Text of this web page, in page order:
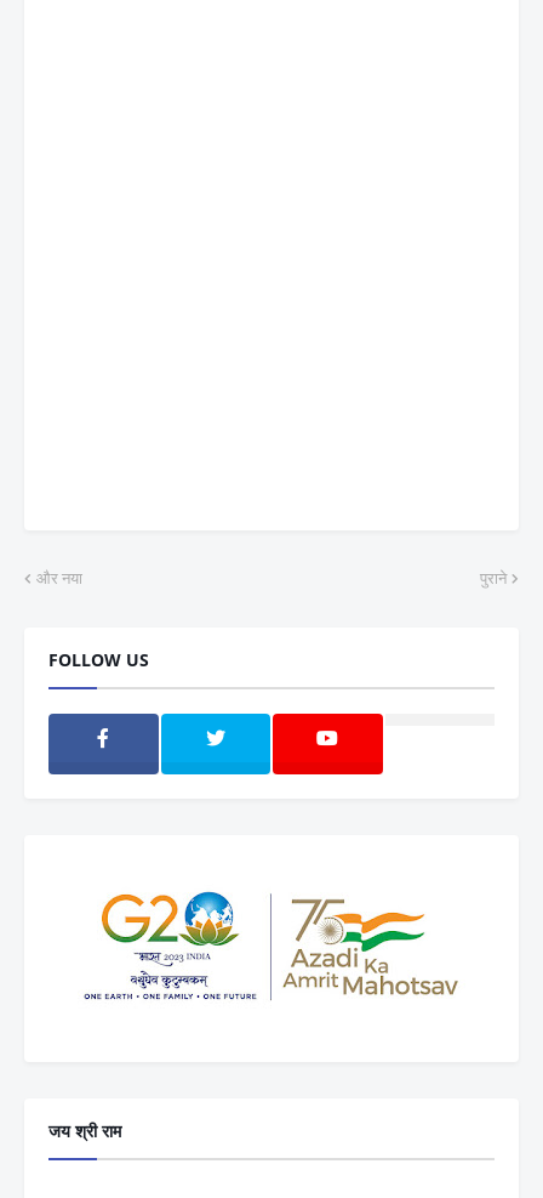
और नया पुराने
FOLLOW US
जय श्री राम